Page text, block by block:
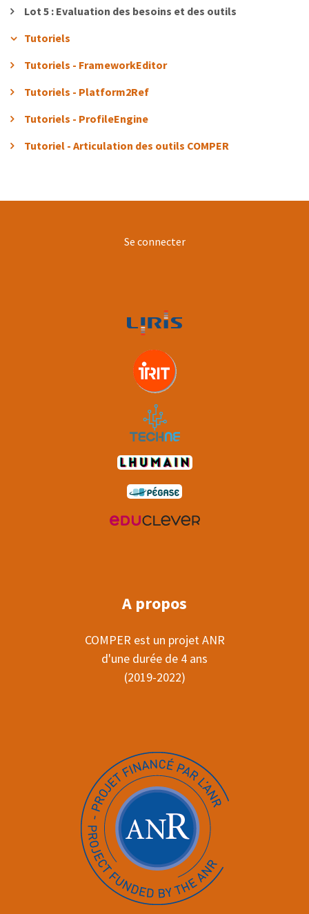
Lot 5 : Evaluation des besoins et des outils
Tutoriels
Tutoriels - FrameworkEditor
Tutoriels - Platform2Ref
Tutoriels - ProfileEngine
Tutoriel - Articulation des outils COMPER
Se connecter
A propos
COMPER est un projet ANR
d'une durée de 4 ans
(2019-2022)